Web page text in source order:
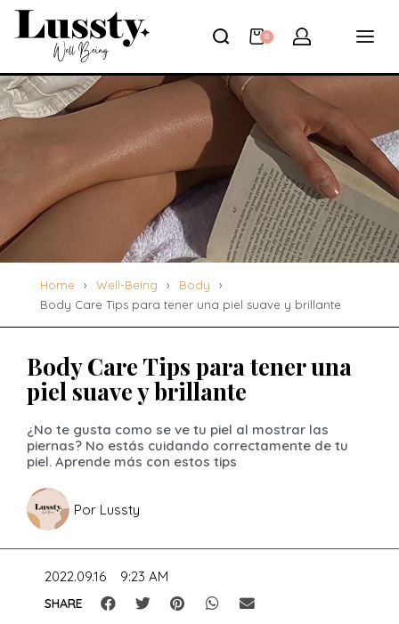
0
Home › Well-Being › Body
›
Body Care Tips para tener una piel suave y brillante
Body Care Tips para tener una
piel suave y brillante
¿No te gusta como se ve tu piel al mostrar las
piernas? No estás cuidando correctamente de tu
piel. Aprende más con estos tips
Por Lussty
2022.09.16 9:23 AM
SHARE